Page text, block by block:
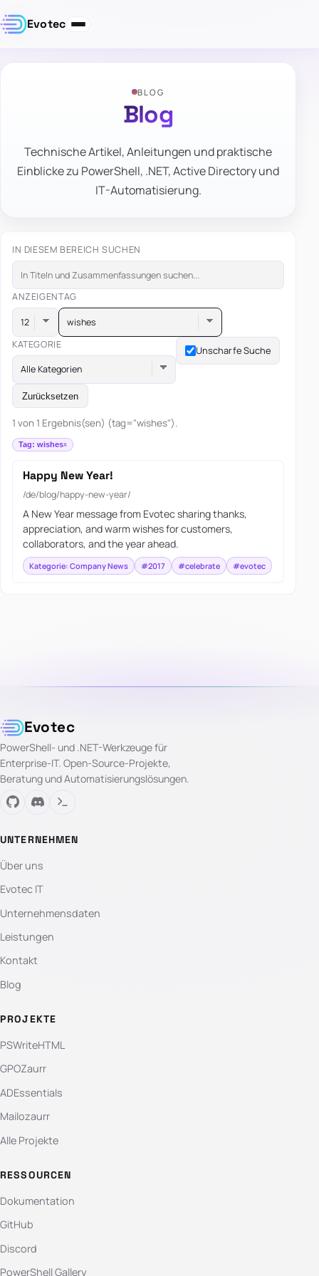
Evotec
BLOG
Blog
Technische Artikel, Anleitungen und praktische
Einblicke zu PowerShell, .NET, Active Directory und
IT-Automatisierung.
IN DIESEM BEREICH SUCHEN
ANZEIGENTAG
wishes
KATEGORIE
Alle Kategorien
Unscharfe Suche
Zurücksetzen
1 von 1 Ergebnis(sen) (tag="wishes").
Tag: wishes
Happy New Year!
/de/blog/happy-new-year/
A New Year message from Evotec sharing thanks,
appreciation, and warm wishes for customers,
collaborators, and the year ahead.
Kategorie: Company News #2017 #celebrate #evotec
Evotec
PowerShell- und .NET-Werkzeuge für
Enterprise-IT. Open-Source-Projekte,
Beratung und Automatisierungslösungen.
UNTERNEHMEN
Über uns
Evotec IT
Unternehmensdaten
Leistungen
Kontakt
Blog
PROJEKTE
PSWriteHTML
GPOZaurr
ADEssentials
Mailozaurr
Alle Projekte
RESSOURCEN
Dokumentation
GitHub
Discord
PowerShell Gallery